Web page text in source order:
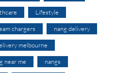
Lifestyle
chargers nang delivery
melbourne
near me nangs